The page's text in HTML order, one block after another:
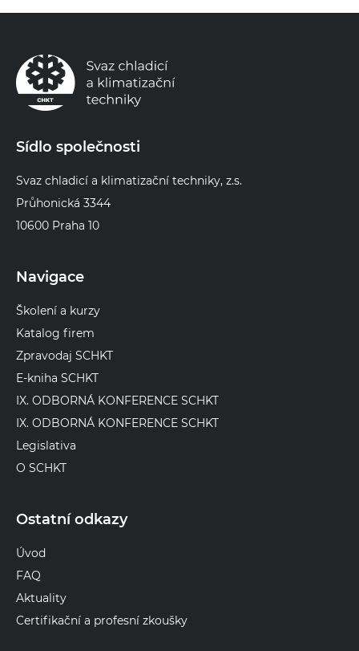
Sídlo společnosti
Svaz chladicí a klimatizační techniky, z.s.
Průhonická 3344
10600 Praha 10
Navigace
Školení a kurzy
Katalog firem
Zpravodaj SCHKT
E-kniha SCHKT
IX. ODBORNÁ KONFERENCE SCHKT
IX. ODBORNÁ KONFERENCE SCHKT
Legislativa
O SCHKT
Ostatní odkazy
Úvod
FAQ
Aktuality
Certifikační a profesní zkoušky